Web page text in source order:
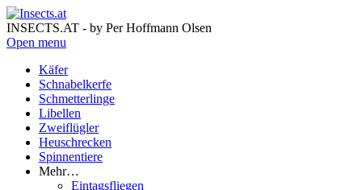
INSECTS.AT - by Per Hoffmann Olsen
Open menu
Käfer
Schnabelkerfe
Schmetterlinge
Libellen
Zweiflügler
Heuschrecken
Spinnentiere
Mehr…
Eintagsfliegen